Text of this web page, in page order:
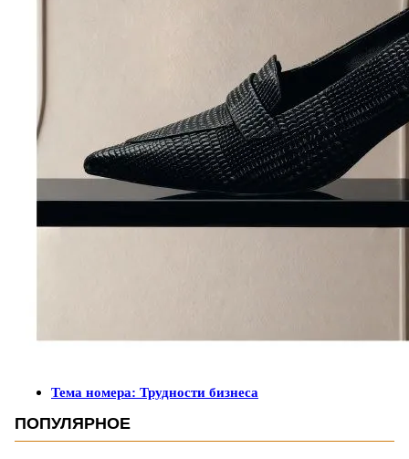
Тема номера: Трудности бизнеса
ПОПУЛЯРНОЕ